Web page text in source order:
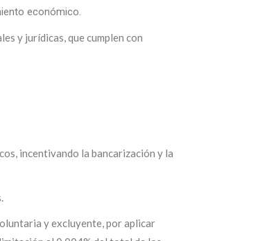
económico.
y jurídicas, que cumplen con
incentivando la bancarización y la
y excluyente, por aplicar